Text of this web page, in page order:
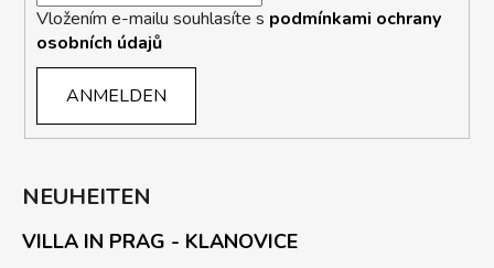
Vložením e-mailu souhlasíte s podmínkami ochrany
osobních údajů
ANMELDEN
NEUHEITEN
VILLA IN PRAG - KLANOVICE